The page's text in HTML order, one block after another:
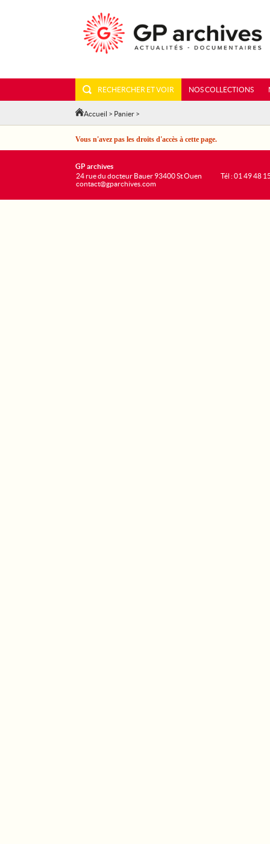
RECHERCHER ET VOIR NOS COLLECTIONS
Accueil > Panier >
Vous n'avez pas les droits d'accès à cette page.
GP archives
24 rue du docteur Bauer 93400 St Ouen
contact@gparchives.com
Tél : 01 49 48